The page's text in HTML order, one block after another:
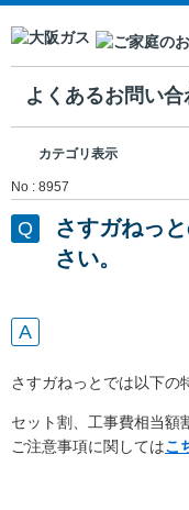
よくあるお問い
カテゴリ表示
No : 8957
さすガねっ
さい。
さすガねっとでは以下の
セット割、工事費相当額
ご注意事項に関してはこ